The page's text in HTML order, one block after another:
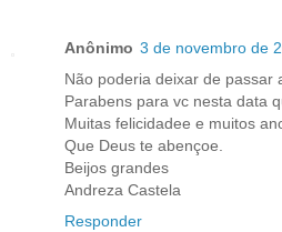
Anônimo 3 de novembro de
Não poderia deixar de passar
Parabens para vc nesta data
Muitas felicidadee e muitos
Que Deus te abençoe.
Beijos grandes
Andreza Castela
Responder